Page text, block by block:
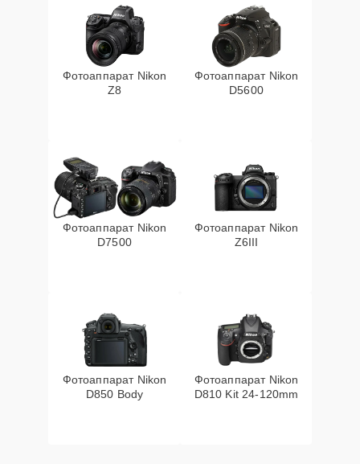
Фотоаппарат Nikon
Z8
Фотоаппарат Nikon
D5600
Фотоаппарат Nikon
D7500
Фотоаппарат Nikon
Z6III
Фотоаппарат Nikon
D850 Body
Фотоаппарат Nikon
D810 Kit 24-120mm